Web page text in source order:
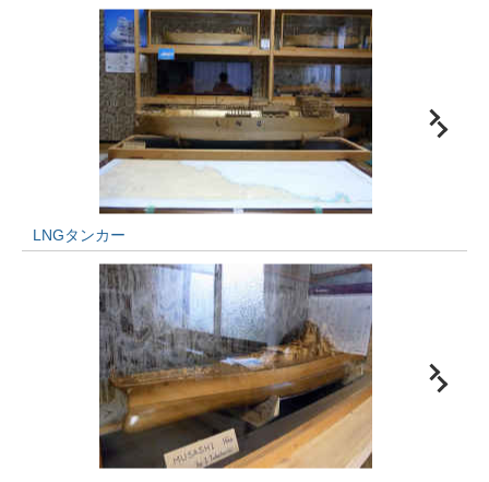
LNGタンカー